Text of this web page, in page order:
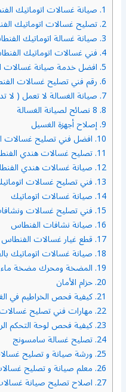
1. صيانة غسالات اتوماتيك
2. تصليح غسالات اتوماتيك
3. صيانة غسالة اتوماتيك
4. فني غسالات اتوماتيك
5. افضل خدمة صيانة غسالات
6. رقم فني تصليح غسالات
7. صيانة الغسالة لا تعمل ( لا
8.
9. إصلاح أجهزة الغسيل
10. افضل فني تصليح غسالات
11. تصليح غسالات هندي
12. صيانة غسالات هندي
13. فني تصليح غسالات
14. صيانة غسالات اتوماتيك
15. فني تصليح غسالات
16. صيانة نشافات الفنطاس
17. قطع غيار غسالات الفنطاس
18. صيانة غسالات اتوماتيك
19. المضخة ومحرك مضخة ماء
20. حزام الأمان
21. كيفية فحص الخراطيم في
22. مهارات فني تصليح
23. كيفية فحص لوحة التحكم
24. تصليح غسالة سامسونج
25. ورشة صيانة و تصليح
26. معلم صيانة و تصليح
27. اصلاح تصليح صيانة